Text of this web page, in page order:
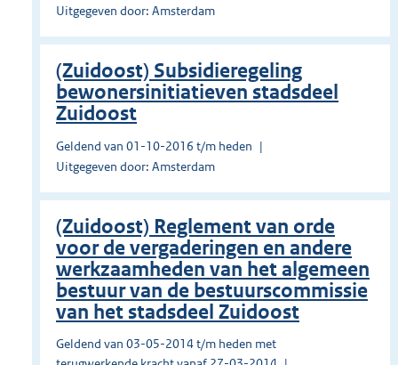
Uitgegeven door: Amsterdam
(Zuidoost) Subsidieregeling
bewonersinitiatieven stadsdeel
Zuidoost
Geldend van 01-10-2016 t/m heden
Uitgegeven door: Amsterdam
(Zuidoost) Reglement van orde
voor de vergaderingen en andere
werkzaamheden van het algemeen
bestuur van de bestuurscommissie
van het stadsdeel Zuidoost
Geldend van 03-05-2014 t/m heden met